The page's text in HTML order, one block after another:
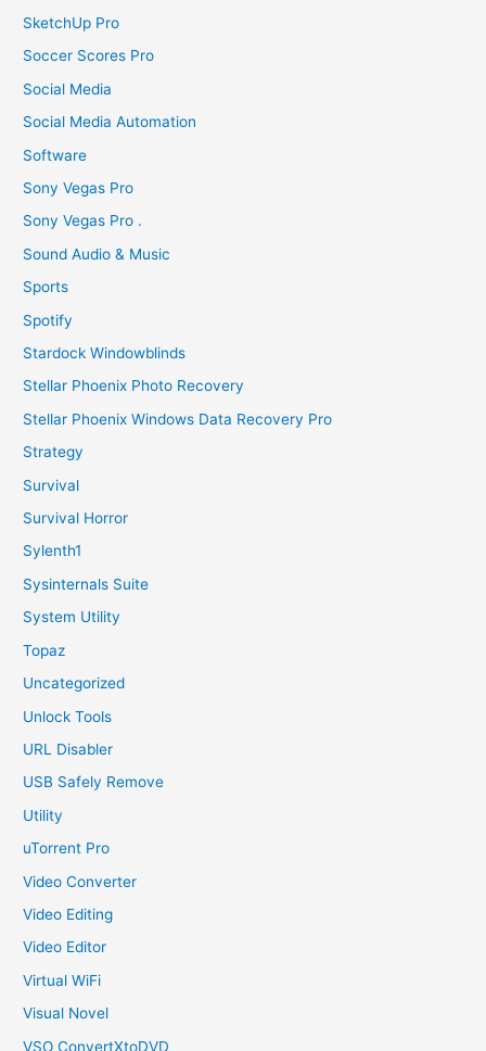
SketchUp Pro
Soccer Scores Pro
Social Media
Social Media Automation
Software
Sony Vegas Pro
Sony Vegas Pro .
Sound Audio & Music
Sports
Spotify
Stardock Windowblinds
Stellar Phoenix Photo Recovery
Stellar Phoenix Windows Data Recovery Pro
Strategy
Survival
Survival Horror
Sylenth1
Sysinternals Suite
System Utility
Topaz
Uncategorized
Unlock Tools
URL Disabler
USB Safely Remove
Utility
uTorrent Pro
Video Converter
Video Editing
Video Editor
Virtual WiFi
Visual Novel
VSO ConvertXtoDVD